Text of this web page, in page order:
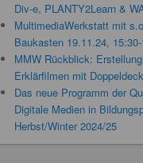
Div-e, PLANTY2Learn &
MultimediaWerkstatt mit
Baukasten 19.11.24,
MMW Rückblick:
Erklärfilmen mit
Das neue Programm der
Digitale Medien in
Herbst/Winter 2024/25